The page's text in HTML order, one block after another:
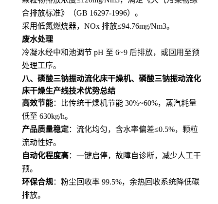
合排放标准》（GB 16297-1996）。
采用低氮燃烧器，NOx 排放≤94.76mg/Nm3。
废水处理
冷凝水经中和池调节 pH 至 6~9 后排放，或回用至预
处理工序。
八、 磷酸三钠振动流化床干燥机、磷酸三钠振动流化
床干燥生产线技术优势总结
高效节能：比传统干燥机节能 30%~60%，蒸汽耗量
低至 630kg/h。
产品质量稳定：流化均匀，含水率偏差≤0.5%，颗粒
流动性好。
自动化程度高：一键启停，故障自诊断，减少人工干
预。
环保合规：粉尘回收率 99.5%，余热回收系统降低碳
排放。